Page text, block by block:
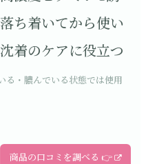
ち着いてから使い
着のケアに役立つ
る・膿んでいる状態では使用
商品の口コミを調べる 👉